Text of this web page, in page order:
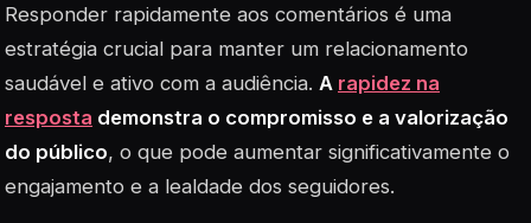
Responder rapidamente aos comentários é uma
estratégia crucial para manter um relacionamento
saudável e ativo com a audiência. A rapidez na
resposta demonstra o compromisso e a valorização
do público, o que pode aumentar significativamente o
engajamento e a lealdade dos seguidores.